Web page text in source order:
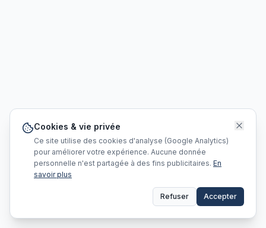
Cookies & vie privée
Ce site utilise des cookies d'analyse (Google Analytics)
pour améliorer votre expérience. Aucune donnée
personnelle n'est partagée à des fins publicitaires. En
savoir plus
Refuser Accepter